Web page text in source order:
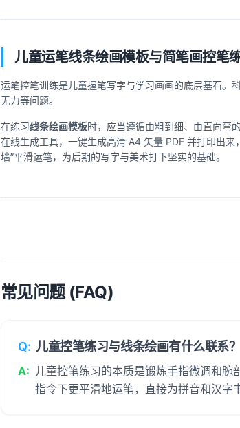
儿童运笔线条绘画模板与简笔画控笔
运笔控笔训练是儿童握笔写字与学习画画的底层基石。
无力等问题。
在练习线条绘画模板时，应当遵循由粗到细、由直向弯
在线生成工具，一键生成高清 A4 矢量 PDF 并打印出
墙”平滑运笔，为后期的写字与美术打下坚实的基础。
常见问题 (FAQ)
Q: 儿童控笔练习与线条绘画有什么联系？
A: 儿童控笔练习的本质是锻炼手指微调和
指令下更平滑地运笔，直接为拼音和汉字